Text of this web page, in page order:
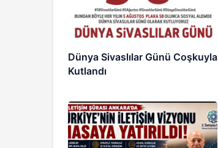
Dünya Sivaslılar Günü Coşkuyla
Kutlandı